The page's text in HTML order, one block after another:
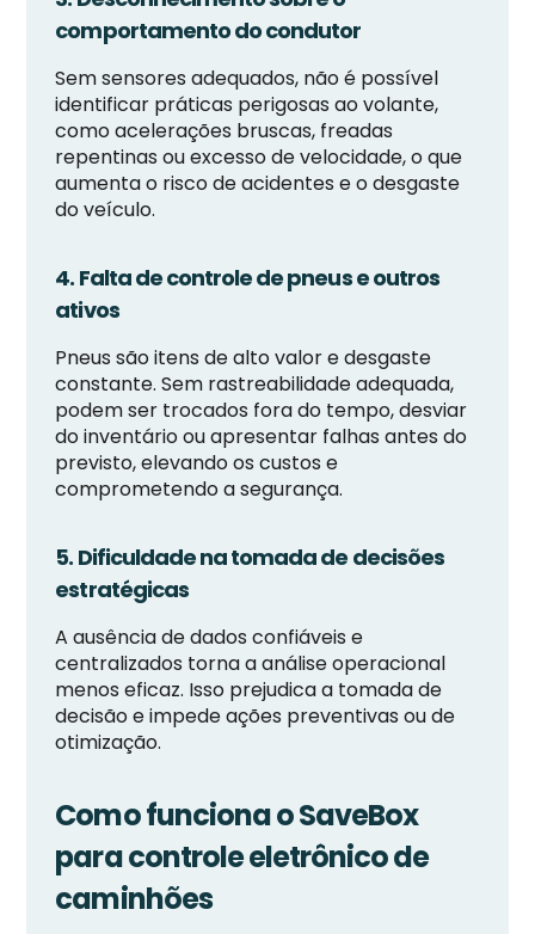
comportamento do condutor
Sem sensores adequados, não é possível
identificar práticas perigosas ao volante,
como acelerações bruscas, freadas
repentinas ou excesso de velocidade, o que
aumenta o risco de acidentes e o desgaste
do veículo.
4. Falta de controle de pneus e outros
ativos
Pneus são itens de alto valor e desgaste
constante. Sem rastreabilidade adequada,
podem ser trocados fora do tempo, desviar
do inventário ou apresentar falhas antes do
previsto, elevando os custos e
comprometendo a segurança.
5. Dificuldade na tomada de decisões
estratégicas
A ausência de dados confiáveis e
centralizados torna a análise operacional
menos eficaz. Isso prejudica a tomada de
decisão e impede ações preventivas ou de
otimização.
Como funciona o SaveBox
para controle eletrônico de
caminhões